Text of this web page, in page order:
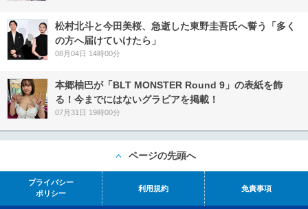
松村北斗と今田美桜、急逝した東野圭吾氏へ誓う「多く
の方へ届けていけたら」
08月04日 14時00分
本郷柚巴が「BLT MONSTER Round 9」の表紙を飾
る！今までにはないグラビアを掲載！
07月31日 19時00分
ページの先頭へ
プライバシー
ポリシー
利用規約 免責事項